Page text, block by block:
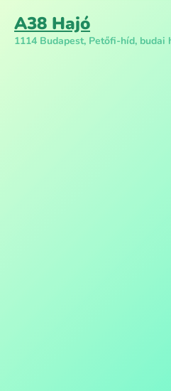
A38 Hajó
1114 Budapest, Petőfi-híd, budai